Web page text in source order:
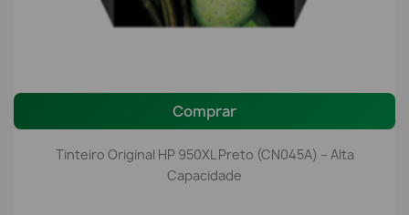
Comprar
Tinteiro Original HP 950XL Preto (CN045A) – Alta
Capacidade